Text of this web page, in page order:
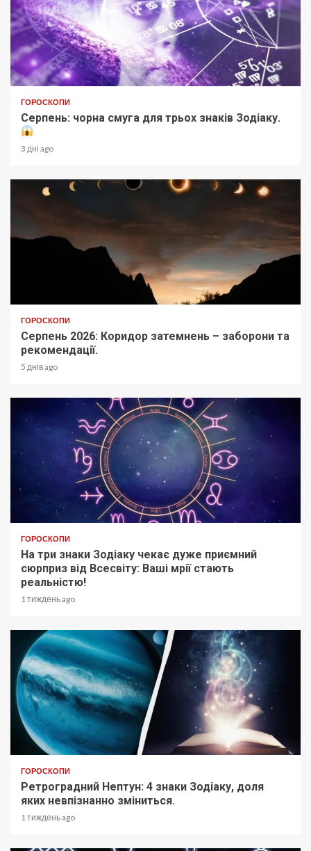
ГОРОСКОПИ
Серпень: чорна смуга для трьох знаків Зодіаку.
3 дні ago
ГОРОСКОПИ
Серпень 2026: Коридор затемнень – заборони та
рекомендації.
5 днів ago
ГОРОСКОПИ
На три знаки Зодіаку чекає дуже приємний
сюрприз від Всесвіту: Ваші мрії стають
реальністю!
1 тиждень ago
ГОРОСКОПИ
Ретроградний Нептун: 4 знаки Зодіаку, доля
яких невпізнанно зміниться.
1 тиждень ago